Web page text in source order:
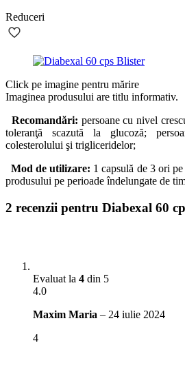
Reduceri
Click pe imagine pentru mărire
Imaginea produsului are titlu informativ.
Recomandări: persoane cu nivel
toleranţă scazută la glucoză;
colesterolului şi trigliceridelor;
Mod de utilizare: 1 capsulă de 3 ori
produsului pe perioade îndelungate de
2 recenzii pentru Diabexal 60
Evaluat la 4 din 5
4.0
Maxim Maria – 24 iulie 2024
4